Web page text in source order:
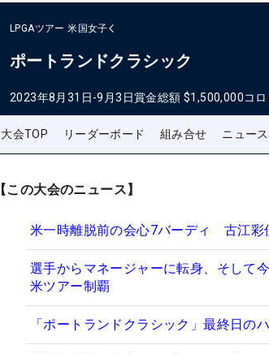
LPGAツアー 米国女子
ポートランドクラシック
2023年8月31日-9月3日賞金総額 $1,500,000コ
大会TOP リーダーボード 組み合せ ニュース
【この大会のニュース】
米一時離脱前の会心7バーディ 古江彩
選手からマネージャーに転身、そし
米ツアー制覇
「ポートランドクラシック」最終日の